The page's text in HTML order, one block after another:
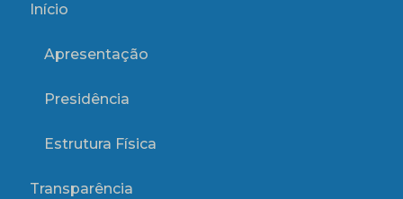
Início
Apresentação
Presidência
Estrutura Física
Transparência